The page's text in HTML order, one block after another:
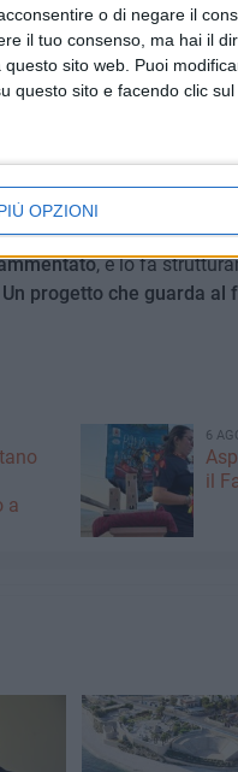
o di negare il
il tuo consenso, ma hai il
sito web. Puoi
questo sito e facendo clic
OPZIONI
gli equilibri delle
come fattore
nuove adesioni e ha
cittadini, provinciali e
lo spazio lasciato
, e lo fa
Un progetto che guarda al
a
6
il